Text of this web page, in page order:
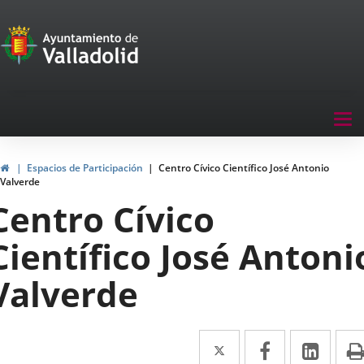
Portal
de
navegación
InicioEspacios de Participación
Centro Cívico Científico José Antonio
Valverde
Cívico
José
Twitter
Enlace Facebook
Enlace